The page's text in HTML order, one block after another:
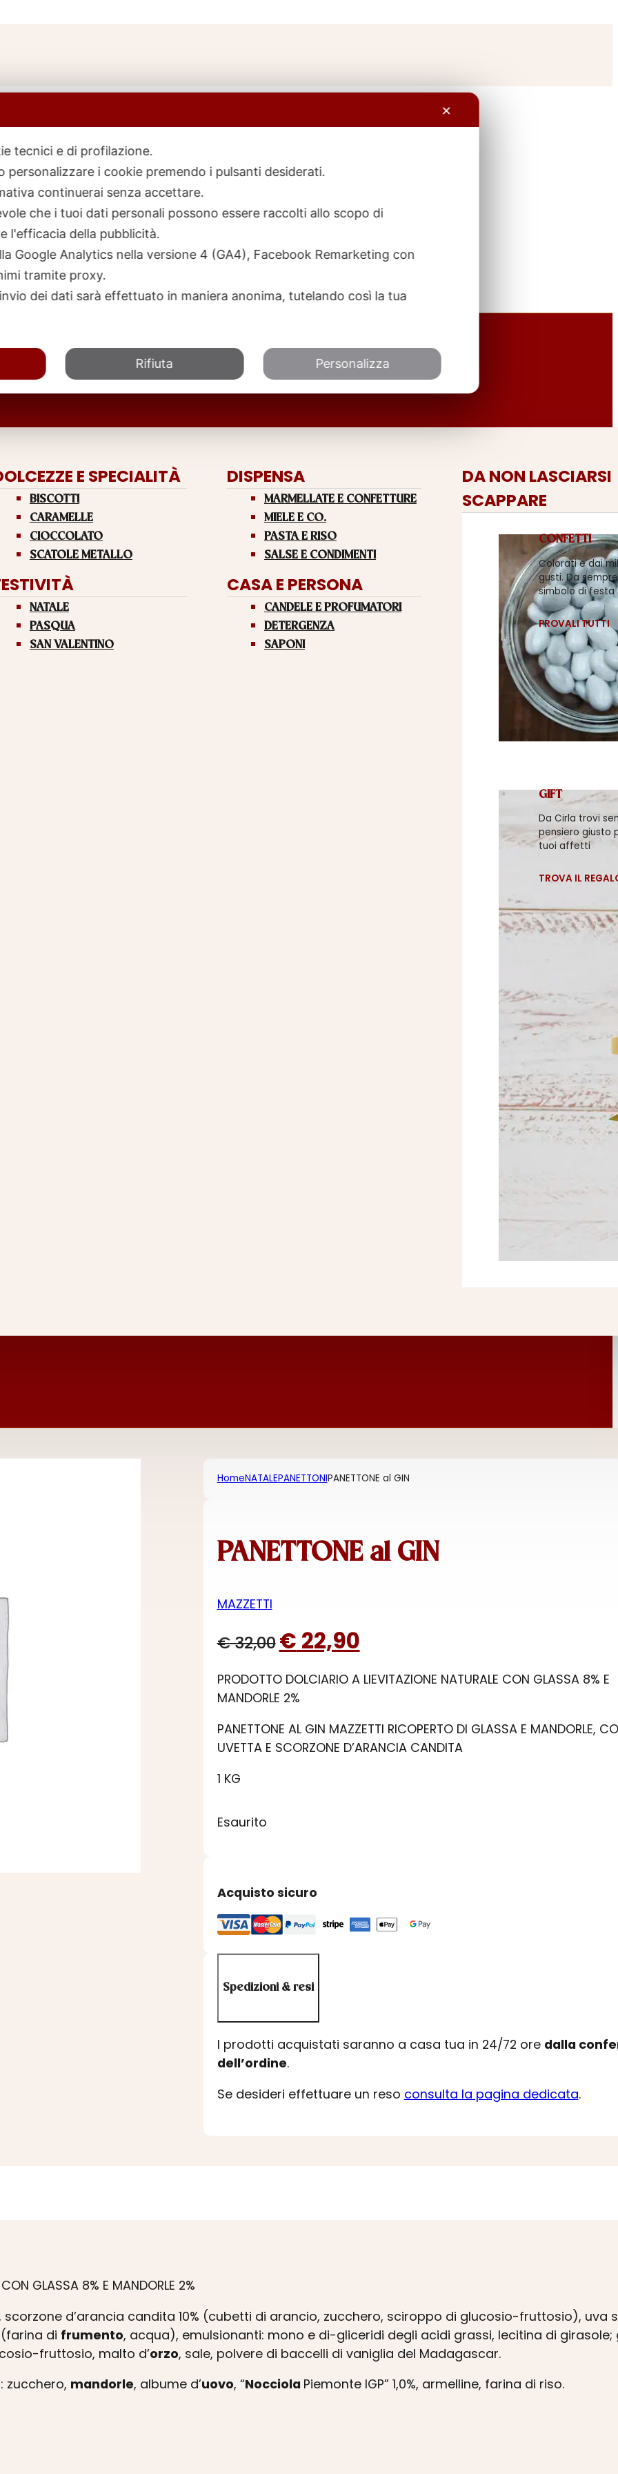
E SPECIALITÀ
BISCOTTI
CARAMELLE
CIOCCOLATO
SCATOLE METALLO
NATALE
PASQUA
SAN VALENTINO
DISPENSA
MARMELLATE E CONFETTURE
MIELE E CO.
PASTA E RISO
SALSE E CONDIMENTI
CASA E PERSONA
CANDELE E PROFUMATORI
DETERGENZA
SAPONI
DA NON LASCIARSI
SCAPPARE
CONFETTI
Colorati e dai
gusti. Da sempre
simbolo di festa
PROVALI TUTTI
GIFT
Da Cirla trovi
pensiero giusto
tuoi affetti
TROVA IL
HomeNATALEPANETTONIPANETTONE al GIN
PANETTONE al GIN
MAZZETTI
€32,00Il
originale
era:
€ 32,00.
€ 22,90Il
attuale
€ 22,90.
PRODOTTO DOLCIARIO A LIEVITAZIONE NATURALE CON GLASSA 8% E
MANDORLE 2%
PANETTONE AL GIN MAZZETTI RICOPERTO DI GLASSA E MANDORLE,
UVETTA E SCORZONE D’ARANCIA CANDITA
1 KG
Esaurito
Acquisto sicuro
Spedizioni & resi
I prodotti acquistati saranno a casa tua in 24/72 ore dalla
dell’ordine.
Se desideri effettuare un reso consulta la pagina dedicata.
GLASSA 8% E MANDORLE 2%
scorzone d’arancia candita 10% (cubetti di arancio, zucchero, sciroppo di glucosio-fruttosio), uva
di frumento, acqua), emulsionanti: mono e di-gliceridi degli acidi grassi, lecitina di girasole;
fruttosio, malto d’orzo, sale, polvere di baccelli di vaniglia del Madagascar.
zucchero, mandorle, albume d’uovo, “Nocciola Piemonte IGP” 1,0%, armelline, farina di riso.
✕
tecnici e di profilazione.
personalizzare i cookie premendo i pulsanti desiderati.
continuerai senza accettare.
che i tuoi dati personali possono essere raccolti allo scopo di
l'efficacia della pubblicità.
Google Analytics nella versione 4 (GA4), Facebook Remarketing con
tramite proxy.
dei dati sarà effettuato in maniera anonima, tutelando così la tua
Rifiuta Personalizza